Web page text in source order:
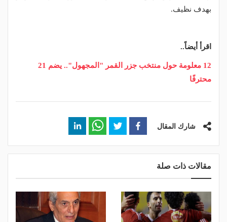
بهدف نظيف.
اقرأ أيضاً..
12 معلومة حول منتخب جزر القمر "المجهول".. يضم 21
محترفًا
شارك المقال
مقالات ذات صلة